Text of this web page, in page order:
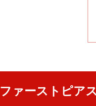
ファーストピア